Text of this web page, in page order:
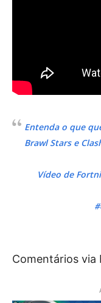
Entenda o que
Brawl Stars e
Vídeo de
Comentários via